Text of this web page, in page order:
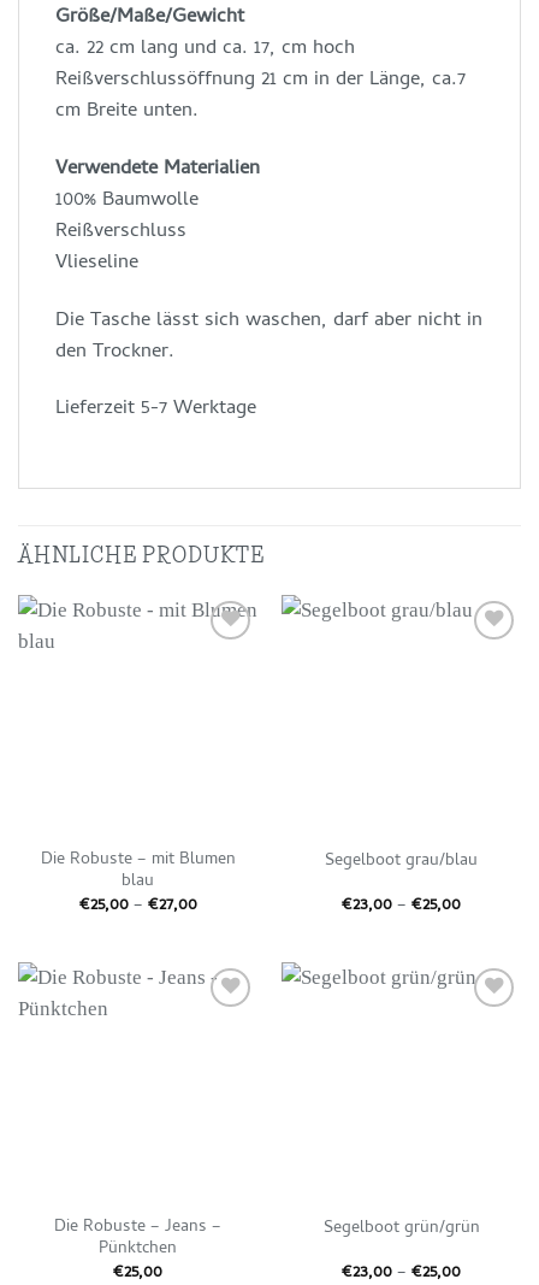
Größe/Maße/Gewicht
ca. 22 cm lang und ca. 17, cm hoch
Reißverschlussöffnung 21 cm in der Länge, ca.7
cm Breite unten.
Verwendete Materialien
100% Baumwolle
Reißverschluss
Vlieseline
Die Tasche lässt sich waschen, darf aber nicht in
den Trockner.
Lieferzeit 5-7 Werktage
ÄHNLICHE PRODUKTE
Die Robuste – mit Blumen
blau
€25,00– €27,00Preisspanne:
Segelboot grau/blau
€23,00– €25,00
Die Robuste – Jeans –
Pünktchen
€25,00
Segelboot grün/grün
€23,00– €25,00